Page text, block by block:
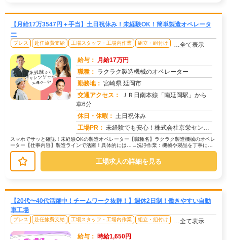
【月給17万3547円＋手当】土日祝休み！未経験OK！簡単製造オペレータ
ー
プレス 赴任旅費支給 工場スタッフ・工場内作業 組立・組付け …全て表示
給与： 月給17万円
職種： ラクラク製造機械のオペレーター
勤務地： 宮崎県 延岡市
交通アクセス：
ＪＲ日南本線「南延岡駅」から
車6分
休日・休暇： 土日祝休み
工場PR： 未経験でも安心！株式会社京栄センターで新しい一歩を踏み出しませんか？☆赴任費用は100％サポート！給料日までのお金...
スマホでサッと確認！未経験OKの製造オペレーター【職種名】ラクラク製造機械のオペレ
ーター【仕事内容】製造ラインで活躍！具体的には…→洗浄作業：機械や製品を丁寧に洗
浄します。→目視検査：製品にキズ...
工場求人の詳細を見る
【20代〜40代活躍中！チームワーク抜群！】週休2日制！働きやすい自動
車工場
プレス 赴任旅費支給 工場スタッフ・工場内作業 組立・組付け …全て表示
給与： 時給1,650円